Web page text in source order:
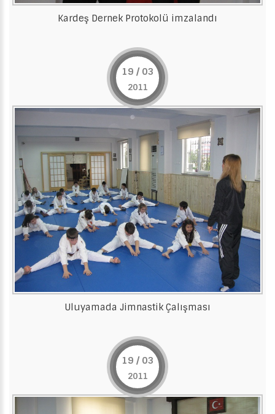
Kardeş Dernek Protokolü imzalandı
19 / 03
2011
Uluyamada Jimnastik Çalışması
19 / 03
2011